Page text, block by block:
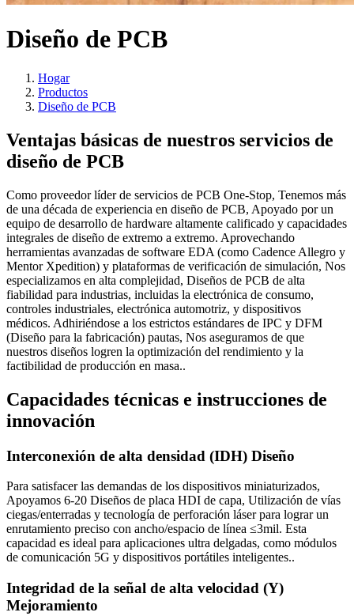
Diseño de PCB
Hogar
Productos
Diseño de PCB
Ventajas básicas de nuestros servicios de
diseño de PCB
Como proveedor líder de servicios de PCB One-Stop, Tenemos más
de una década de experiencia en diseño de PCB, Apoyado por un
equipo de desarrollo de hardware altamente calificado y capacidades
integrales de diseño de extremo a extremo. Aprovechando
herramientas avanzadas de software EDA (como Cadence Allegro y
Mentor Xpedition) y plataformas de verificación de simulación, Nos
especializamos en alta complejidad, Diseños de PCB de alta
fiabilidad para industrias, incluidas la electrónica de consumo,
controles industriales, electrónica automotriz, y dispositivos
médicos. Adhiriéndose a los estrictos estándares de IPC y DFM
(Diseño para la fabricación) pautas, Nos aseguramos de que
nuestros diseños logren la optimización del rendimiento y la
factibilidad de producción en masa..
Capacidades técnicas e instrucciones de
innovación
Interconexión de alta densidad (IDH) Diseño
Para satisfacer las demandas de los dispositivos miniaturizados,
Apoyamos 6-20 Diseños de placa HDI de capa, Utilización de vías
ciegas/enterradas y tecnología de perforación láser para lograr un
enrutamiento preciso con ancho/espacio de línea ≤3mil. Esta
capacidad es ideal para aplicaciones ultra delgadas, como módulos
de comunicación 5G y dispositivos portátiles inteligentes..
Integridad de la señal de alta velocidad (Y)
Mejoramiento